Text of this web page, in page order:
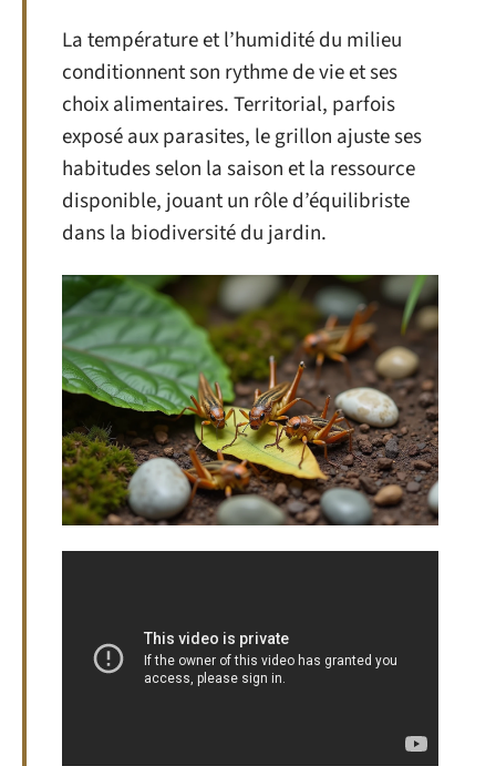
La température et l’humidité du milieu
conditionnent son rythme de vie et ses
choix alimentaires. Territorial, parfois
exposé aux parasites, le grillon ajuste ses
habitudes selon la saison et la ressource
disponible, jouant un rôle d’équilibriste
dans la biodiversité du jardin.